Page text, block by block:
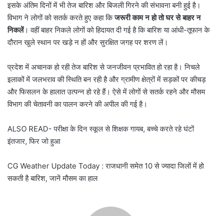
इसके अंतिम दिनों में भी तेज बारिश और बिजली गिरने की संभावना बनी हुई है।
विभाग ने लोगों को सतर्क करते हुए कहा किजरूरी काम न हो तो घर से बाहर न
निकलें। वहीं बाहर निकले लोगों को हिदायत दी गई है कि बारिश या आंधी-तूफान के
दौरान खुले स्थान पर खड़े न हों और सुरक्षित जगह पर शरण लें।
प्रदेश में अचानक हो रही तेज बारिश से जनजीवन प्रभावित हो रहा है। निचले
इलाकों में जलभराव की स्थिति बन रही है और ग्रामीण क्षेत्रों में सड़कों पर कीचड़
और फिसलन के हालात उत्पन्न हो रहे हैं। ऐसे में लोगों से सतर्क रहने और मौसम
विभाग की चेतावनी का पालन करने की अपील की गई है।
ALSO READ-परीक्षा के दिन स्कूल से शिक्षक गायब, बच्चे करते रहे घंटों
इंतजार, फिर जो हुआ
CG Weather Update Today : राजधानी समेत 10 से ज्यादा जिलों में हो
सकती है बारिश, जानें मौसम का हाल